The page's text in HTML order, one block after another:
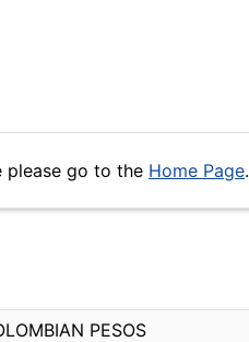
please go to the Home Page.
PESOS